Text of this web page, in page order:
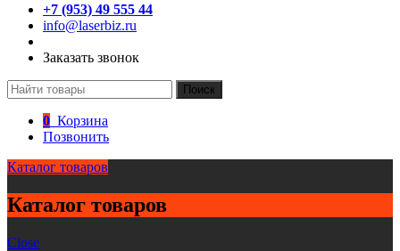
+7 (953) 49 555 44
info@laserbiz.ru
Заказать звонок
Поиск
0 Корзина
Позвонить
Каталог товаров
Каталог товаров
Close